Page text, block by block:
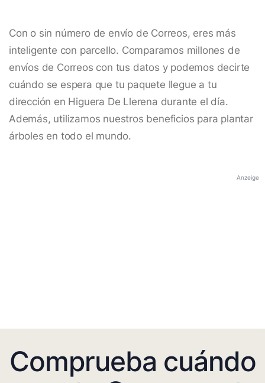
Con o sin número de envío de Correos, eres más
inteligente con parcello. Comparamos millones de
envíos de Correos con tus datos y podemos decirte
cuándo se espera que tu paquete llegue a tu
dirección en Higuera De Llerena durante el día.
Además, utilizamos nuestros beneficios para plantar
árboles en todo el mundo.
Anzeige
Comprueba cuándo